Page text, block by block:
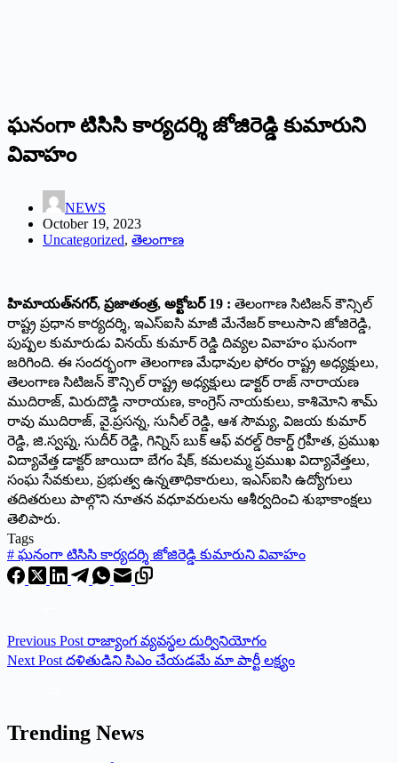
ఘనంగా టిసిసి కార్యదర్శి జోజిరెడ్డి కుమారుని
వివాహం
NEWS
October 19, 2023
Uncategorized, తెలంగాణ
హిమాయత్‌నగర్‌, ప్రజాతంత్ర, అక్టోబర్ 19 : తెలంగాణ సిటిజన్ కౌన్సిల్
రాష్ట్ర ప్రధాన కార్యదర్శి, ఇఎస్ఐసి మాజీ మేనేజర్ కాలుసాని జోజిరెడ్డి,
పుష్పల కుమారుడు వినయ్ కుమార్ రెడ్డి దివ్యల వివాహం ఘనంగా
జరిగింది. ఈ సందర్భంగా తెలంగాణ మేధావుల ఫోరం రాష్ట్ర అధ్యక్షులు,
తెలంగాణ సిటిజన్ కౌన్సిల్ రాష్ట్ర అధ్యక్షులు డాక్టర్ రాజ్ నారాయణ
ముదిరాజ్, మిరుదొడ్డి నారాయణ, కాంగ్రెస్ నాయకులు, కాశిమోని శామ్
రావు ముదిరాజ్, వై.ప్రసన్న, సునీల్ రెడ్డి, ఆశ సౌమ్య, విజయ కుమార్
రెడ్డి, జి.స్వప్న, సుదీర్ రెడ్డి, గిన్నిస్ బుక్ ఆఫ్ వరల్డ్ రికార్డ్ గ్రహీత, ప్రముఖ
విద్యావేత్త డాక్టర్ జాయిదా బేగం షేక్, కమలమ్మ ప్రముఖ విద్యావేత్తలు,
సంఘ సేవకులు, ప్రభుత్వ ఉన్నతాధికారులు, ఇఎస్ఐసి ఉద్యోగులు
తదితరులు పాల్గొని నూతన వధూవరులను ఆశీర్వదించి శుభాకాంక్షలు
తెలిపారు.
Tags
# ఘనంగా టిసిసి కార్యదర్శి జోజిరెడ్డి కుమారుని వివాహం
Previous Post రాజ్యాంగ వ్యవస్థల దుర్వినియోగం
Next Post దళితుడిని సిఎం చేయడమే మా పార్టీ లక్ష్యం
Trending News